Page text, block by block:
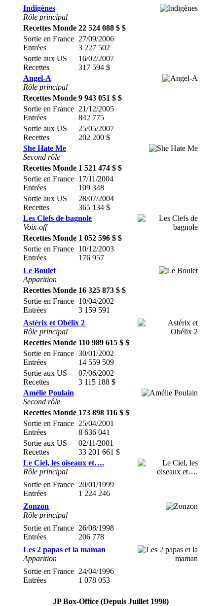
Indigènes
Rôle principal
Recettes Monde 22 524 088 $ $
Sortie en France
Entrées
27/09/2006
3 227 502
Sortie aux US
Recettes
16/02/2007
317 594 $
Angel-A
Rôle principal
Recettes Monde 9 943 051 $ $
Sortie en France
Entrées
21/12/2005
842 775
Sortie aux US
Recettes
25/05/2007
202 200 $
She Hate Me
Second rôle
Recettes Monde 1 521 474 $ $
Sortie en France
Entrées
17/11/2004
109 348
Sortie aux US
Recettes
28/07/2004
365 134 $
Les Clefs de bagnole
Voix-off
Recettes Monde 1 052 596 $ $
Sortie en France
Entrées
10/12/2003
176 957
Le Boulet
Apparition
Recettes Monde 16 325 873 $ $
Sortie en France
Entrées
10/04/2002
3 159 591
Astérix et Obélix 2
Rôle principal
Recettes Monde 110 989 615 $ $
Sortie en France
Entrées
30/01/2002
14 559 509
Sortie aux US
Recettes
07/06/2002
3 115 188 $
Amélie Poulain
Second rôle
Recettes Monde 173 898 116 $ $
Sortie en France
Entrées
25/04/2001
8 636 041
Sortie aux US
Recettes
02/11/2001
33 201 661 $
Le Ciel, les oiseaux et….
Rôle principal
Sortie en France
Entrées
20/01/1999
1 224 246
Zonzon
Rôle principal
Sortie en France
Entrées
26/08/1998
206 778
Les 2 papas et la maman
Apparition
Sortie en France
Entrées
24/04/1996
1 078 053
JP Box-Office (Depuis Juillet 1998)